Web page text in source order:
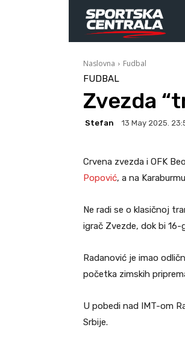
Naslovna Fudbal
FUDBAL
Zvezda
Stefan 13 May 2025.
Crvena zvezda i OFK
Popović, a na
Ne radi se o klasičnoj
igrač Zvezde, dok bi
Radanović je imao
početka zimskih
U pobedi nad IMT-om
Srbije.